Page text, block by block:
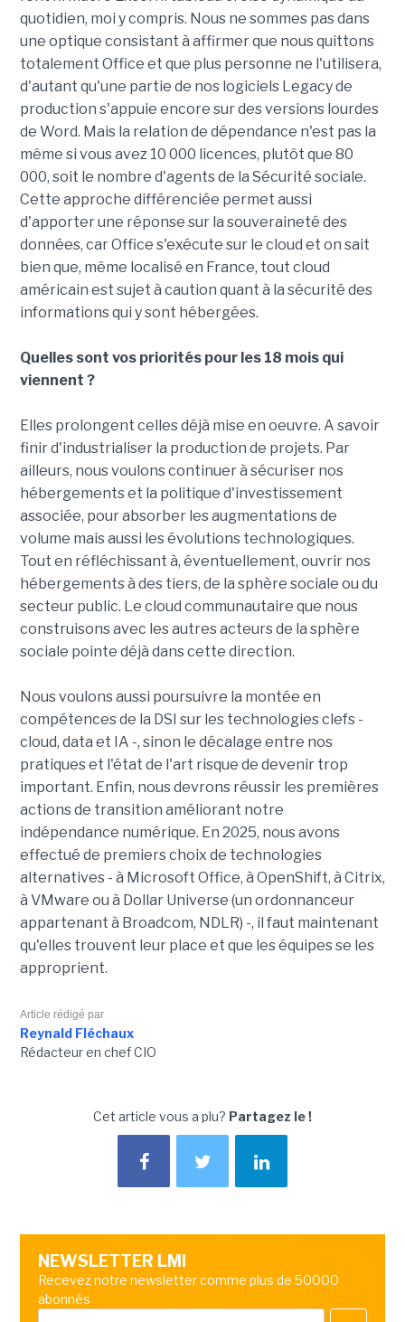
quotidien, moi y compris. Nous ne sommes pas dans
une optique consistant à affirmer que nous quittons
totalement Office et que plus personne ne l'utilisera,
d'autant qu'une partie de nos logiciels Legacy de
production s'appuie encore sur des versions lourdes
de Word. Mais la relation de dépendance n'est pas la
même si vous avez 10 000 licences, plutôt que 80
000, soit le nombre d'agents de la Sécurité sociale.
Cette approche différenciée permet aussi
d'apporter une réponse sur la souveraineté des
données, car Office s'exécute sur le cloud et on sait
bien que, même localisé en France, tout cloud
américain est sujet à caution quant à la sécurité des
informations qui y sont hébergées.
Quelles sont vos priorités pour les 18 mois qui
viennent ?
Elles prolongent celles déjà mise en oeuvre. A savoir
finir d'industrialiser la production de projets. Par
ailleurs, nous voulons continuer à sécuriser nos
hébergements et la politique d'investissement
associée, pour absorber les augmentations de
volume mais aussi les évolutions technologiques.
Tout en réfléchissant à, éventuellement, ouvrir nos
hébergements à des tiers, de la sphère sociale ou du
secteur public. Le cloud communautaire que nous
construisons avec les autres acteurs de la sphère
sociale pointe déjà dans cette direction.
Nous voulons aussi poursuivre la montée en
compétences de la DSI sur les technologies clefs -
cloud, data et IA -, sinon le décalage entre nos
pratiques et l'état de l'art risque de devenir trop
important. Enfin, nous devrons réussir les premières
actions de transition améliorant notre
indépendance numérique. En 2025, nous avons
effectué de premiers choix de technologies
alternatives - à Microsoft Office, à OpenShift, à Citrix,
à VMware ou à Dollar Universe (un ordonnanceur
appartenant à Broadcom, NDLR) -, il faut maintenant
qu'elles trouvent leur place et que les équipes se les
approprient.
Article rédigé par
Reynald Fléchaux
Rédacteur en chef CIO
Cet article vous a plu? Partagez le !
NEWSLETTER LMI
Recevez notre newsletter comme plus de 50000
abonnés